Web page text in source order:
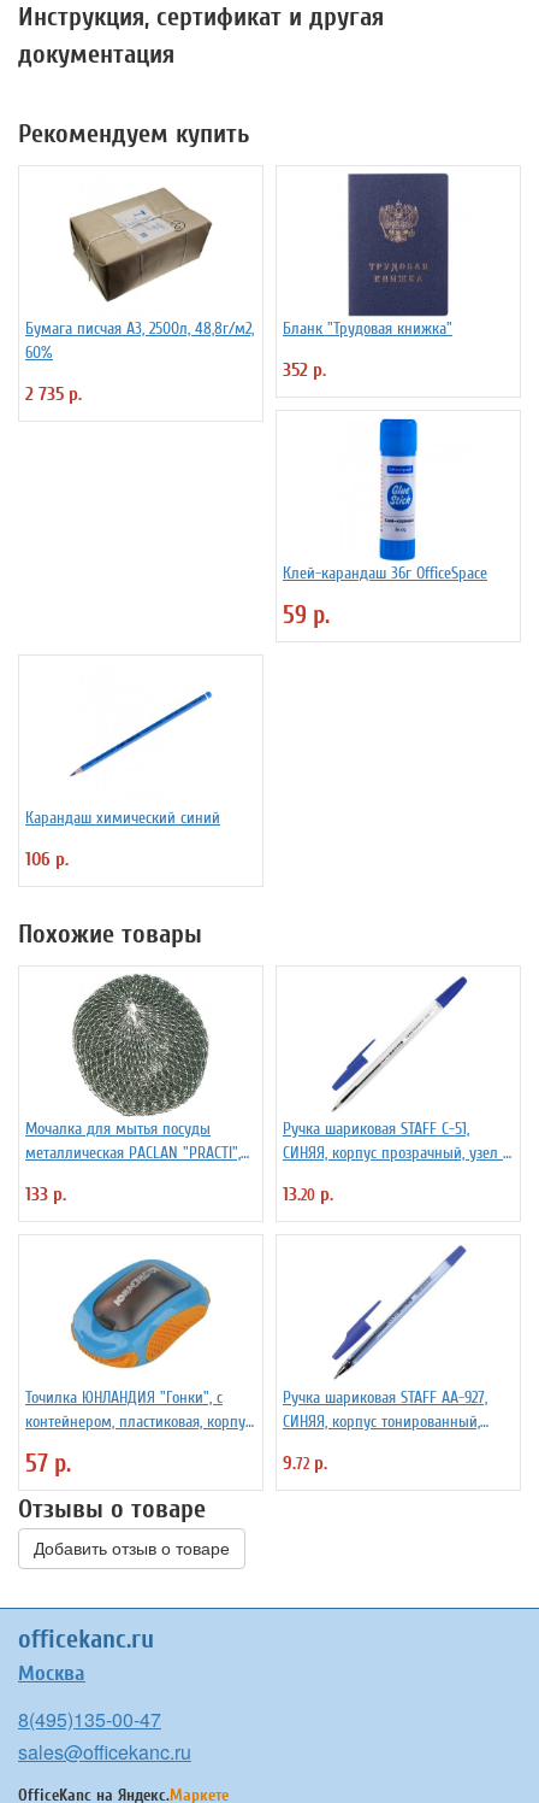
Инструкция, сертификат и другая
документация
Рекомендуем купить
Бумага писчая А3, 2500л, 48,8г/м2,
60%
2 735 р.
Бланк "Трудовая книжка"
352 р.
Клей-карандаш 36г OfficeSpace
59 р.
Карандаш химический синий
106 р.
Похожие товары
Мочалка для мытья посуды
металлическая PACLAN "PRACTI",
133 р.
Ручка шариковая STAFF C-51,
СИНЯЯ, корпус прозрачный, узел 1
13.20 р.
Точилка ЮНЛАНДИЯ "Гонки", с
контейнером, пластиковая, корпус
57 р.
Ручка шариковая STAFF AA-927,
СИНЯЯ, корпус тонированный,
линия 0,35 мм, 142809
9.72 р.
Отзывы о товаре
Добавить отзыв о товаре
officekanc.ru
Москва
8(495)135-00-47
sales@officekanc.ru
OfficeKanc на Яндекс.Маркете